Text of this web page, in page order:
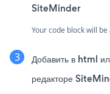
SiteMinder
Your code block will
Добавить в html
редакторе